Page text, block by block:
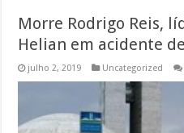
Morre Rodrigo Reis,
Helian em acidente
julho 2, 2019 Uncategorized